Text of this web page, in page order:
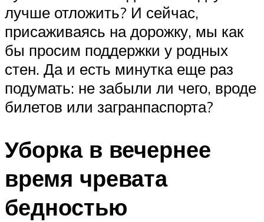
лучше отложить? И сейчас,
присаживаясь на дорожку, мы как
бы просим поддержки у родных
стен. Да и есть минутка еще раз
подумать: не забыли ли чего, вроде
билетов или загранпаспорта?
Уборка в вечернее
время чревата
бедностью